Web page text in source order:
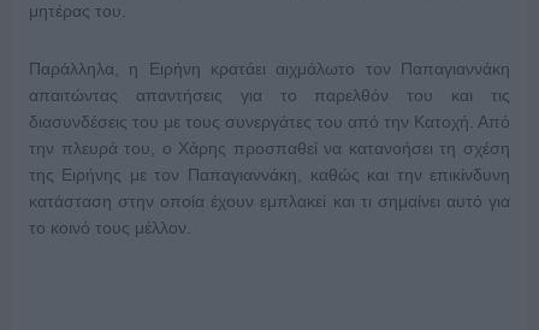
μητέρας του.
Παράλληλα, η Ειρήνη κρατάει αιχμάλωτο τον Παπαγιαννάκη
απαιτώντας απαντήσεις για το παρελθόν του και τις
διασυνδέσεις του με τους συνεργάτες του από την Κατοχή. Από
την πλευρά του, ο Χάρης προσπαθεί να κατανοήσει τη σχέση
της Ειρήνης με τον Παπαγιαννάκη, καθώς και την επικίνδυνη
κατάσταση στην οποία έχουν εμπλακεί και τι σημαίνει αυτό για
το κοινό τους μέλλον.